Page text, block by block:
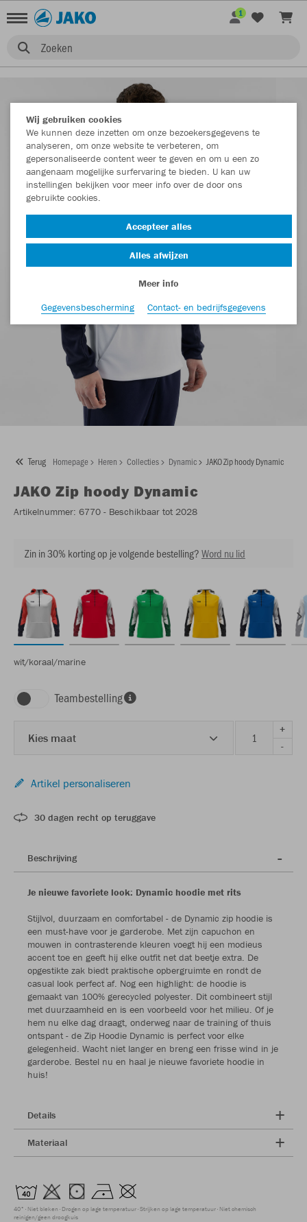
Zoeken
1
Terug Homepage Heren Collecties Dynamic JAKO Zip hoody Dynamic
JAKO Zip hoody Dynamic
Artikelnummer: 6770 - Beschikbaar tot 2028
Zin in 30% korting op je volgende bestelling?Word nu lid
wit/koraal/marine
Teambestelling
Kies maat
+
-
Artikel personaliseren
30 dagen recht op teruggave
Beschrijving
Je nieuwe favoriete look: Dynamic hoodie met rits
Stijlvol, duurzaam en comfortabel - de Dynamic zip hoodie is
een must-have voor je garderobe. Met zijn capuchon en
mouwen in contrasterende kleuren voegt hij een modieus
accent toe en geeft hij elke outfit net dat beetje extra. De
opgestikte zak biedt praktische opbergruimte en rondt de
casual look perfect af. Nog een highlight: de hoodie is
gemaakt van 100% gerecycled polyester. Dit combineert stijl
met duurzaamheid en is een voorbeeld voor het milieu. Of je
hem nu elke dag draagt, onderweg naar de training of thuis
ontspant - de Zip Hoodie Dynamic is perfect voor elke
gelegenheid. Wacht niet langer en breng een frisse wind in je
garderobe. Bestel nu en haal je nieuwe favoriete hoodie in
huis!
Details
Materiaal
40° Niet bleken Drogen op lage temperatuur Strijken op lage temperatuur Niet chemisch
reinigen/geen droogkuis
Wij gebruiken cookies
We kunnen deze inzetten om onze bezoekersgegevens te
analyseren, om onze website te verbeteren, om
gepersonaliseerde content weer te geven en om u een zo
aangenaam mogelijke surfervaring te bieden. U kan uw
instellingen bekijken voor meer info over de door ons
gebruikte cookies.
Accepteer alles
Alles afwijzen
Meer info
Gegevensbescherming
Contact- en bedrijfsgegevens